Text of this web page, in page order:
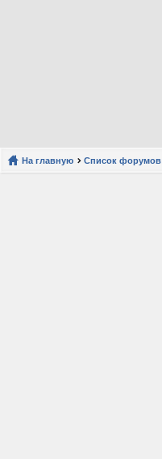
На главную Список форумов